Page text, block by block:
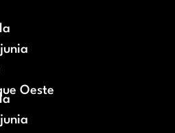
Oeste